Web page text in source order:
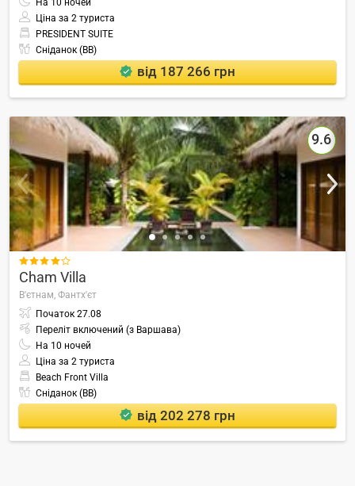
Ціна за 2 туриста
PRESIDENT SUITE
Сніданок (BB)
від 187 266 грн
9.6

Cham Villa
В'єтнам, Фантх'єт
Початок 27.08
Переліт включений (з Варшава)
На 10 ночей
Ціна за 2 туриста
Beach Front Villa
Сніданок (BB)
від 202 278 грн